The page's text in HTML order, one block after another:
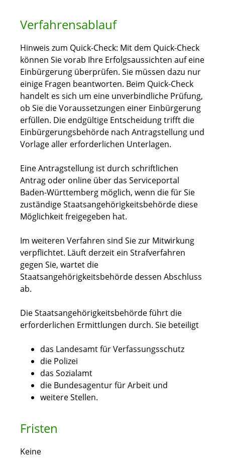
Verfahrensablauf
Hinweis zum Quick-Check: Mit dem Quick-Check
können Sie vorab Ihre Erfolgsaussichten auf eine
Einbürgerung überprüfen. Sie müssen dazu nur
einige Fragen beantworten. Beim Quick-Check
handelt es sich um eine unverbindliche Prüfung,
ob Sie die Voraussetzungen einer Einbürgerung
erfüllen. Die endgültige Entscheidung trifft die
Einbürgerungsbehörde nach Antragstellung und
Vorlage aller erforderlichen Unterlagen.
Eine Antragstellung ist durch schriftlichen
Antrag oder online über das Serviceportal
Baden-Württemberg möglich, wenn die für Sie
zuständige Staatsangehörigkeitsbehörde diese
Möglichkeit freigegeben hat.
Im weiteren Verfahren sind Sie zur Mitwirkung
verpflichtet. Läuft derzeit ein Strafverfahren
gegen Sie, wartet die
Staatsangehörigkeitsbehörde dessen Abschluss
ab.
Die Staatsangehörigkeitsbehörde führt die
erforderlichen Ermittlungen durch. Sie beteiligt
das Landesamt für Verfassungsschutz
die Polizei
das Sozialamt
die Bundesagentur für Arbeit und
weitere Stellen.
Fristen
Keine